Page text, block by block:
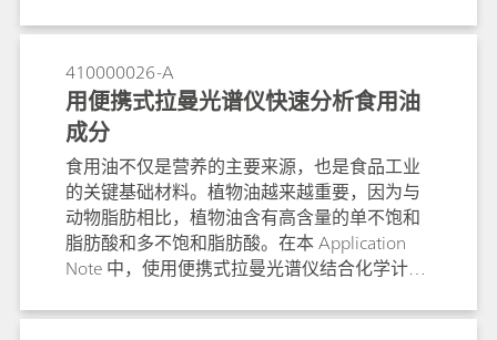
接在现场或实验室中识别多种法医样品类型。
拉曼光谱被缴获毒品分析科学工作组
（SWGDRUG；版本 7.1，2016）归类为 A 类
分析方法。
410000026-A
用便携式拉曼光谱仪快速分析食用油
成分
食用油不仅是营养的主要来源，也是食品工业
的关键基础材料。植物油越来越重要，因为与
动物脂肪相比，植物油含有高含量的单不饱和
脂肪酸和多不饱和脂肪酸。在本 Application
Note 中，使用便携式拉曼光谱仪结合化学计量
籽油和菜籽油的主要成分。